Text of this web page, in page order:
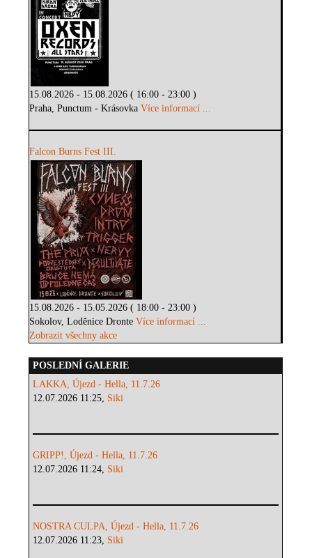
15.08.2026 - 15.08.2026 ( 16:00 - 23:00 )
Praha, Punctum - KrásovkaVíce informací ...
Falcon Burns Fest III.
15.08.2026 - 15.05.2026 ( 18:00 - 23:00 )
Sokolov, Loděnice DronteVíce informací ...
Zobrazit všechny akce
POSLEDNÍ GALERIE
LAKKA, Újezd - Hella, 11.7.26
12.07.2026 11:25, Siki
GRIPP!, Újezd - Hella, 11.7.26
12.07.2026 11:24, Siki
NOSTRA CULPA, Újezd - Hella, 11.7.26
12.07.2026 11:23, Siki